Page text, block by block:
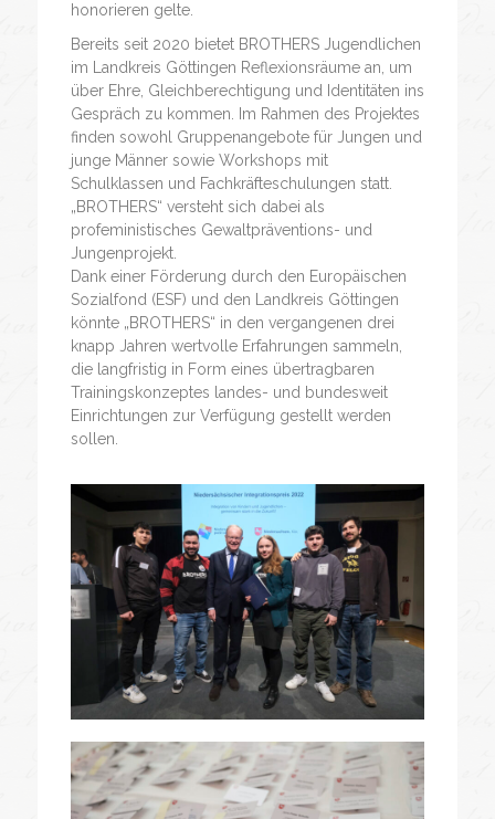
honorieren gelte.
Bereits seit 2020 bietet BROTHERS Jugendlichen
im Landkreis Göttingen Reflexionsräume an, um
über Ehre, Gleichberechtigung und Identitäten ins
Gespräch zu kommen. Im Rahmen des Projektes
finden sowohl Gruppenangebote für Jungen und
junge Männer sowie Workshops mit
Schulklassen und Fachkräfteschulungen statt.
„BROTHERS“ versteht sich dabei als
profeministisches Gewaltpräventions- und
Jungenprojekt.
Dank einer Förderung durch den Europäischen
Sozialfond (ESF) und den Landkreis Göttingen
könnte „BROTHERS“ in den vergangenen drei
knapp Jahren wertvolle Erfahrungen sammeln,
die langfristig in Form eines übertragbaren
Trainingskonzeptes landes- und bundesweit
Einrichtungen zur Verfügung gestellt werden
sollen.